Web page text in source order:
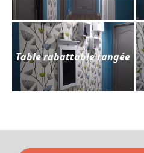
Table rabattable rangée